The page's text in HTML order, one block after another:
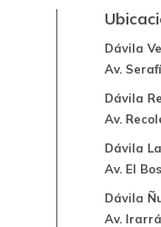
Dávila
Av.
Dávila
Av.
Dávila
Av. El
Dávila
Av.